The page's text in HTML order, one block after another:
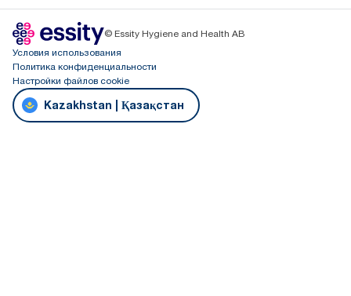
© Essity Hygiene and Health AB
Условия использования
Политика конфиденциальности
Настройки файлов cookie
Kazakhstan | Қазақстан